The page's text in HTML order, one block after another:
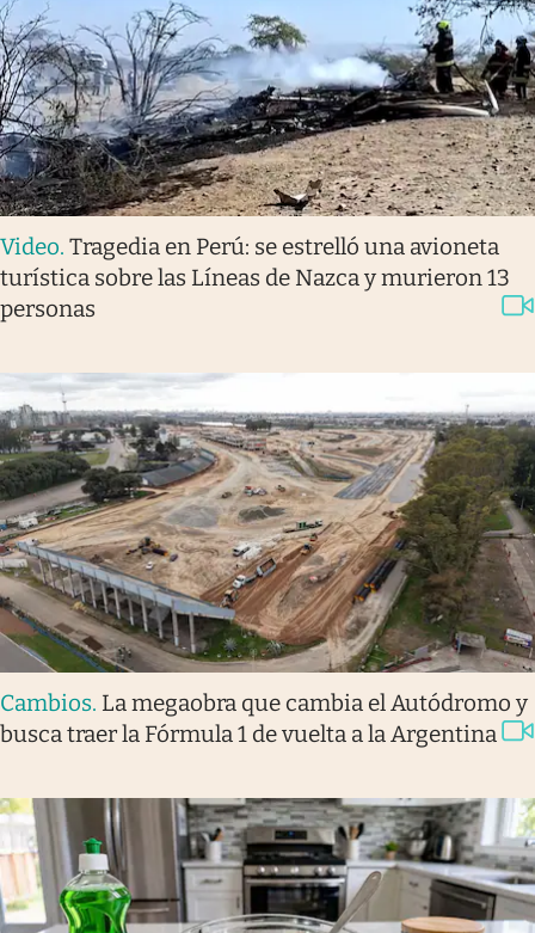
Video. Tragedia en Perú: se estrelló una avioneta
turística sobre las Líneas de Nazca y murieron 13
personas
Cambios. La megaobra que cambia el Autódromo y
busca traer la Fórmula 1 de vuelta a la Argentina